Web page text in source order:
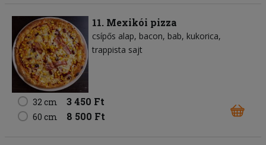
11. Mexikói pizza
csípős alap bacon bab kukorica
trappista sajt
32 cm 3 450 Ft
60 cm 8 500 Ft